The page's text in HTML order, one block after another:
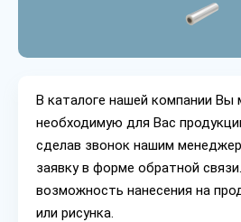
В каталоге нашей компании Вы
необходимую для Вас
сделав звонок нашим
заявку в форме обратной
возможность нанесения на
или рисунка.